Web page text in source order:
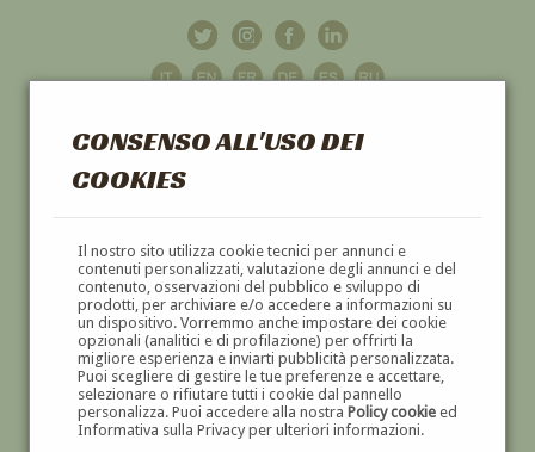
CONSENSO ALL'USO DEI
COOKIES
Il nostro sito utilizza cookie tecnici per annunci e
contenuti personalizzati, valutazione degli annunci e del
contenuto, osservazioni del pubblico e sviluppo di
prodotti, per archiviare e/o accedere a informazioni su
un dispositivo. Vorremmo anche impostare dei cookie
opzionali (analitici e di profilazione) per offrirti la
migliore esperienza e inviarti pubblicità personalizzata.
Puoi scegliere di gestire le tue preferenze e accettare,
selezionare o rifiutare tutti i cookie dal pannello
personalizza. Puoi accedere alla nostra Policy cookieed
Informativa sulla Privacy per ulteriori informazioni.
GALLERIAD'ARTE
DIPINTI E SCULTURE '800 E '900